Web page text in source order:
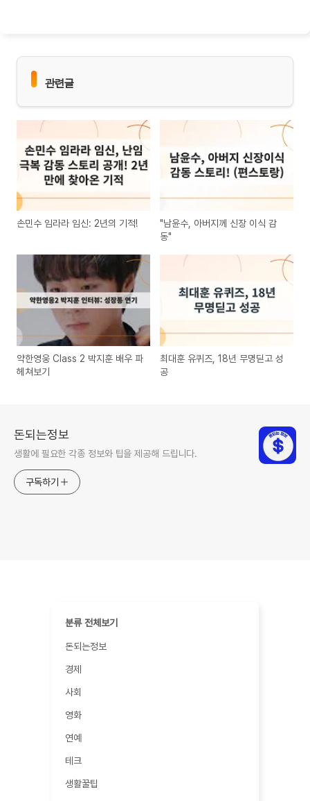
관련글
손민수 임라라 임신: 2년의 기적!
"남윤수, 아버지께 신장 이식 감
동"
약한영웅 Class 2 박지훈 배우 파
헤쳐보기
최대훈 유퀴즈, 18년 무명딛고 성
공
돈되는정보
생활에 필요한 각종 정보와 팁을 제공해 드립니다.
구독하기
분류 전체보기
돈되는정보
경제
사회
영화
연예
테크
생활꿀팁